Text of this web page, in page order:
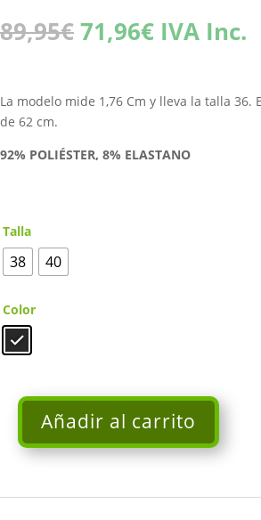
89,95€El
precio
era:
89,95€.
71,96€El
precio
es:
71,96€.
IVA Inc.
La modelo mide 1,76 Cm y lleva la talla 36.
de 62 cm.
92% POLIÉSTER, 8% ELASTANO
Talla
38 40
Color
CamisaAñadir al carrito